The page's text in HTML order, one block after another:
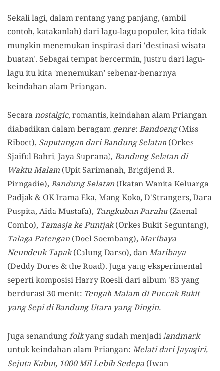
Sekali lagi, dalam rentang yang panjang, (ambil
contoh, katakanlah) dari lagu-lagu populer, kita tidak
mungkin menemukan inspirasi dari 'destinasi wisata
buatan'. Sebagai tempat bercermin, justru dari lagu-
lagu itu kita ‘menemukan’ sebenar-benarnya
keindahan alam Priangan.
Secaranostalgic, romantis, keindahan alam Priangan
diabadikan dalam beragam genre: Bandoeng(Miss
Riboet), Saputangan dari Bandung Selatan (Orkes
Sjaiful Bahri, Jaya Suprana), Bandung Selatan di
Waktu Malam (Upit Sarimanah, Brigdjend R.
Pirngadie), Bandung Selatan (Ikatan Wanita Keluarga
Padjak & OK Irama Eka, Mang Koko, D'Strangers, Dara
Puspita, Aida Mustafa), Tangkuban Parahu(Zaenal
Combo), Tamasja ke Puntjak(Orkes Bukit Seguntang),
Talaga Patengan (Doel Soembang), Maribaya
Neundeuk Tapak(Calung Darso), danMaribaya
(Deddy Dores & the Road). Juga yang eksperimental
seperti komposisi Harry Roesli dari album '83 yang
berdurasi 30 menit: Tengah Malam di Puncak Bukit
yang Sepi di Bandung Utara yang Dingin.
Juga senandungfolkyang sudah menjadilandmark
untuk keindahan alam Priangan: Melati dari Jayagiri,
Sejuta Kabut, 1000 Mil Lebih Sedepa (Iwan